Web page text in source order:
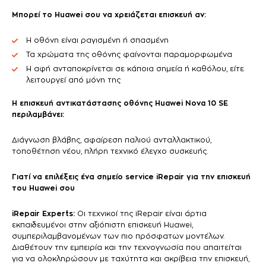
Μπορεί το Huawei σου να χρειάζεται επισκευή αν:
Η οθόνη είναι ραγισμένη ή σπασμένη
Τα χρώματα της οθόνης φαίνονται παραμορφωμένα
Η αφή ανταποκρίνεται σε κάποια σημεία ή καθόλου, είτε
λειτουργεί από μόνη της
Η επισκευή αντικατάστασης οθόνης Huawei Nova 10 SE
περιλαμβάνει:
Διάγνωση βλάβης, αφαίρεση παλιού ανταλλακτικού,
τοποθέτηση νέου, πλήρη τεχνικό έλεγχο συσκευής.
Γιατί να επιλέξεις ένα σημείο service iRepair για την επισκευή
του Huawei σου
iRepair Experts: Οι τεχνικοί της iRepair είναι άρτια
εκπαιδευμένοι στην αξιόπιστη επισκευή Huawei,
συμπεριλαμβανομένων των πιο πρόσφατων μοντέλων.
Διαθέτουν την εμπειρία και την τεχνογνωσία που απαιτείται
για να ολοκληρώσουν με ταχύτητα και ακρίβεια την επισκευή,